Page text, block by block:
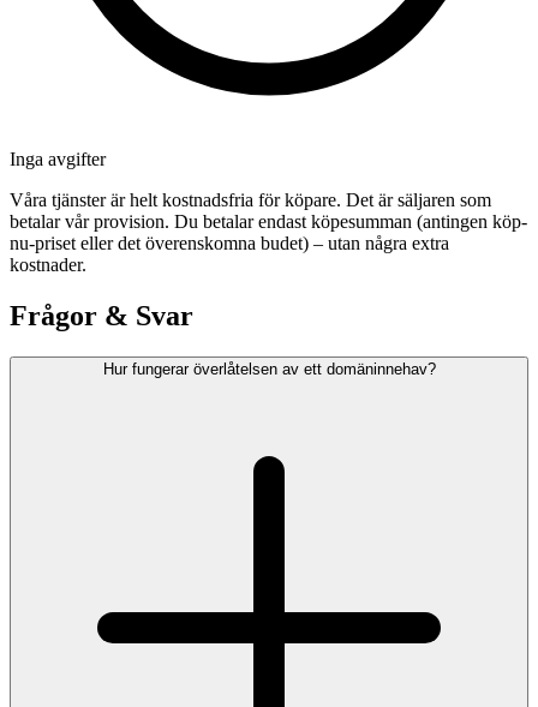
Inga avgifter
Våra tjänster är helt kostnadsfria för köpare. Det är säljaren som
betalar vår provision. Du betalar endast köpesumman (antingen köp-
nu-priset eller det överenskomna budet) – utan några extra
kostnader.
Frågor & Svar
Hur fungerar överlåtelsen av ett domäninnehav?